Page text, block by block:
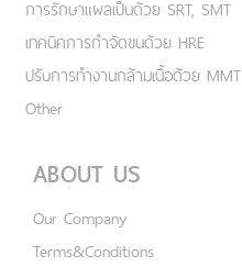
การรักษาแผลเป็นด้วย SRT, SMT
เทคนิคการกำจัดขนด้วย HRE
ปรับการทำงานกล้ามเนื้อด้วย MMT
Other
ABOUT US
Our Company
Terms&Conditions